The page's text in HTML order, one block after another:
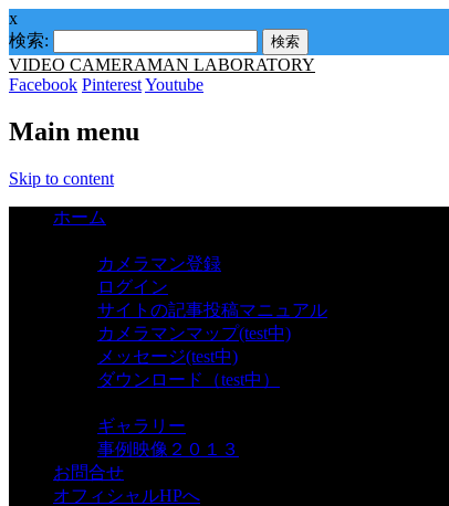
x
検索:
VIDEO CAMERAMAN LABORATORY
Facebook PinterestYoutube
Main menu
Skip to content
ホーム
カメラマン登録
ログイン
サイトの記事投稿マニュアル
カメラマンマップ(test中)
メッセージ(test中)
ダウンロード（test中）
ギャラリー
事例映像２０１３
お問合せ
オフィシャルHPへ